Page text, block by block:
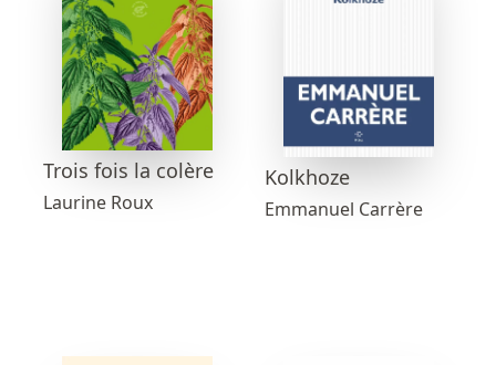
Trois fois la colère
Laurine Roux
Kolkhoze
Emmanuel Carrère